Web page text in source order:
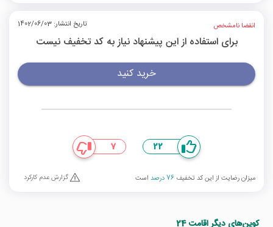
انقضا نامشخص تاریخ انتشار: 1402/06/03
برای استفاده از این پیشنهاد نیاز به کد تخفیف نیست
خرید کنید
22
7
میزان رضایت از این کد تخفیف 76 درصد است گزارش عدم کارکرد
کوپن‌های دیگر اقامت 24